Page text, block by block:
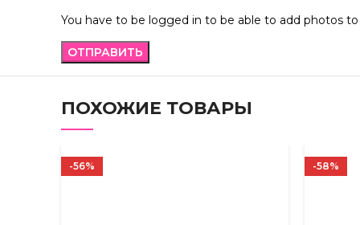
You have to be logged in to be able to add photos
ПОХОЖИЕ ТОВАРЫ
-56% -58%